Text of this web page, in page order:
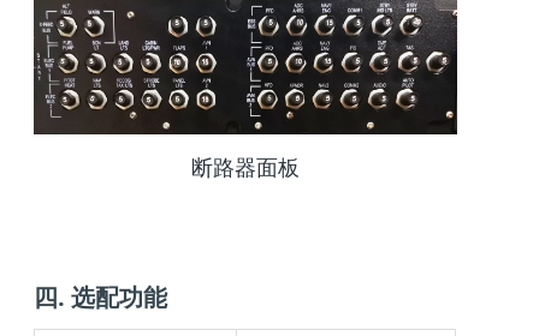
断路器面板
四. 选配功能